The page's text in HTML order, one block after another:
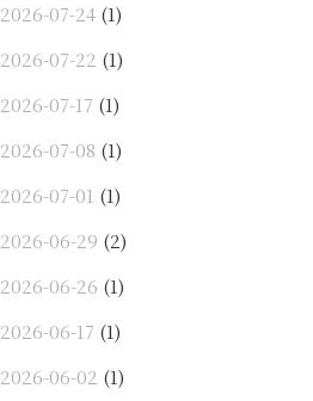
2026-07-24 (1)
2026-07-22 (1)
2026-07-17 (1)
2026-07-08 (1)
2026-07-01 (1)
2026-06-29 (2)
2026-06-26 (1)
2026-06-17 (1)
2026-06-02 (1)